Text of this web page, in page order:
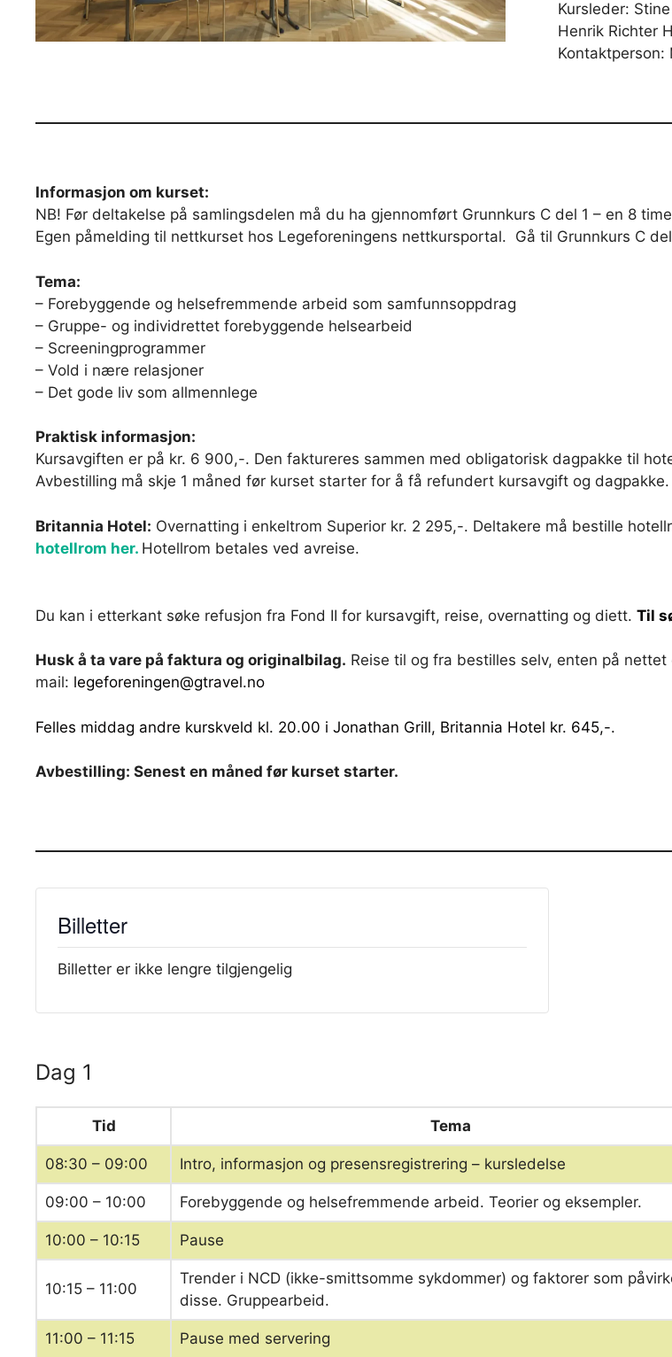
Kursleder:
Henrik Richter
Kontaktperson:
Informasjon om kurset:
NB! Før deltakelse på samlingsdelen må du ha gjennomført Grunnkurs C del 1 – en 8
Egen påmelding til nettkurset hos Legeforeningens nettkursportal. Gå til Grunnkurs C
Tema:
– Forebyggende og helsefremmende arbeid som samfunnsoppdrag
– Gruppe- og individrettet forebyggende helsearbeid
– Screeningprogrammer
– Vold i nære relasjoner
– Det gode liv som allmennlege
Praktisk informasjon:
Kursavgiften er på kr. 6 900,-. Den faktureres sammen med obligatorisk dagpakke til
Avbestilling må skje 1 måned før kurset starter for å få refundert kursavgift og dagpakke.
Britannia Hotel: Overnatting i enkeltrom Superior kr. 2 295,-. Deltakere må bestille
hotellrom her. Hotellrom betales ved avreise.
Du kan i etterkant søke refusjon fra Fond II for kursavgift, reise, overnatting og diett. Til
Husk å ta vare på faktura og originalbilag. Reise til og fra bestilles selv, enten på
mail: legeforeningen@gtravel.no
Felles middag andre kurskveld kl. 20.00 i Jonathan Grill, Britannia Hotel kr. 645,-.
Avbestilling: Senest en måned før kurset starter.
Billetter
Billetter er ikke lengre tilgjengelig
Dag 1
Tid Tema
08:30 – 09:00 Intro, informasjon og presensregistrering – kursledelse
09:00 – 10:00 Forebyggende og helsefremmende arbeid. Teorier og eksempler.
10:00 – 10:15 Pause
10:15 – 11:00
Trender i NCD (ikke-smittsomme sykdommer) og faktorer som
disse. Gruppearbeid.
11:00 – 11:15 Pause med servering